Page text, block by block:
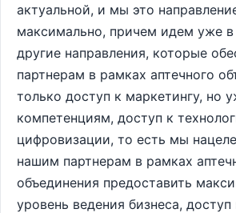
актуальной, и мы это
максимально, причем идем уже
другие направления, которые
партнерам в рамках аптечного
только доступ к маркетингу, но
компетенциям, доступ к
цифровизации, то есть мы
нашим партнерам в рамках
объединения предоставить
уровень ведения бизнеса,